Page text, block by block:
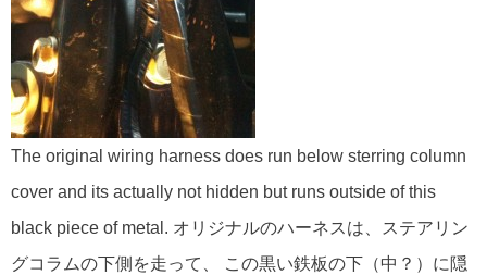
The original wiring harness does run below sterring column
cover and its actually not hidden but runs outside of this
black piece of metal. オリジナルのハーネスは、ステアリン
グコラムの下側を走って、 この黒い鉄板の下（中？）に隠